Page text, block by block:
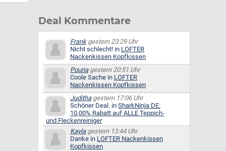
Deal Kommentare
Frankgestern 23:29 Uhr
Nicht schlecht! in LOFTER
Nackenkissen Kopfkissen
Pouriagestern 20:51 Uhr
Coole Sache in LOFTER
Nackenkissen Kopfkissen
Judithagestern 17:06 Uhr
Schöner Deal. in SharkNinja DE:
10,00% Rabatt auf ALLE Teppich-
und Fleckenreiniger
Kaylagestern 13:44 Uhr
Danke in LOFTER Nackenkissen
Kopfkissen